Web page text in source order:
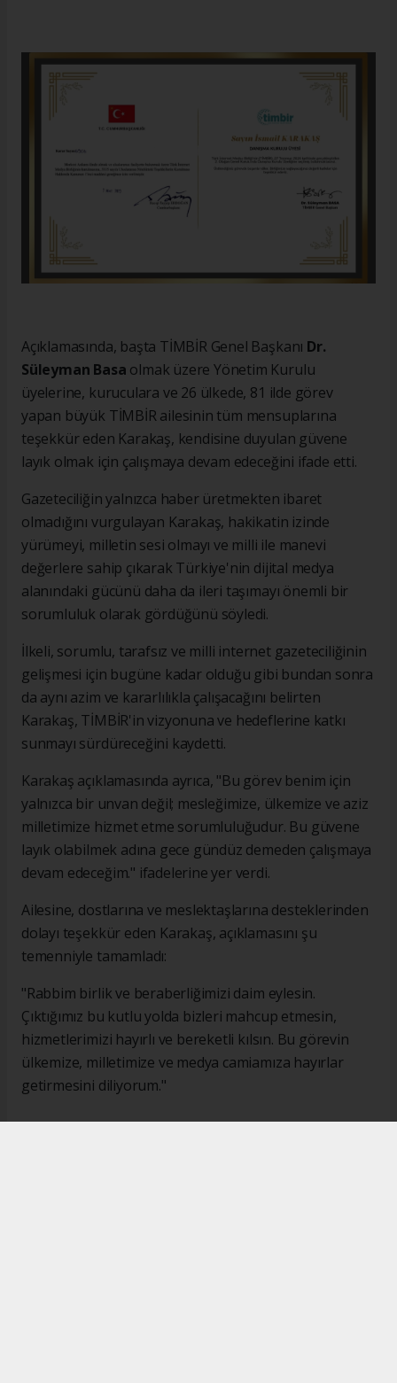
Açıklamasında, başta TİMBİR Genel Başkanı Dr.
Süleyman Basa olmak üzere Yönetim Kurulu
üyelerine, kuruculara ve 26 ülkede, 81 ilde görev
yapan büyük TİMBİR ailesinin tüm mensuplarına
teşekkür eden Karakaş, kendisine duyulan güvene
layık olmak için çalışmaya devam edeceğini ifade etti.
Gazeteciliğin yalnızca haber üretmekten ibaret
olmadığını vurgulayan Karakaş, hakikatin izinde
yürümeyi, milletin sesi olmayı ve milli ile manevi
değerlere sahip çıkarak Türkiye'nin dijital medya
alanındaki gücünü daha da ileri taşımayı önemli bir
sorumluluk olarak gördüğünü söyledi.
İlkeli, sorumlu, tarafsız ve milli internet gazeteciliğinin
gelişmesi için bugüne kadar olduğu gibi bundan sonra
da aynı azim ve kararlılıkla çalışacağını belirten
Karakaş, TİMBİR'in vizyonuna ve hedeflerine katkı
sunmayı sürdüreceğini kaydetti.
Karakaş açıklamasında ayrıca, "Bu görev benim için
yalnızca bir unvan değil; mesleğimize, ülkemize ve aziz
milletimize hizmet etme sorumluluğudur. Bu güvene
layık olabilmek adına gece gündüz demeden çalışmaya
devam edeceğim." ifadelerine yer verdi.
Ailesine, dostlarına ve meslektaşlarına desteklerinden
dolayı teşekkür eden Karakaş, açıklamasını şu
temenniyle tamamladı:
"Rabbim birlik ve beraberliğimizi daim eylesin.
Çıktığımız bu kutlu yolda bizleri mahcup etmesin,
hizmetlerimizi hayırlı ve bereketli kılsın. Bu görevin
ülkemize, milletimize ve medya camiamıza hayırlar
getirmesini diliyorum."